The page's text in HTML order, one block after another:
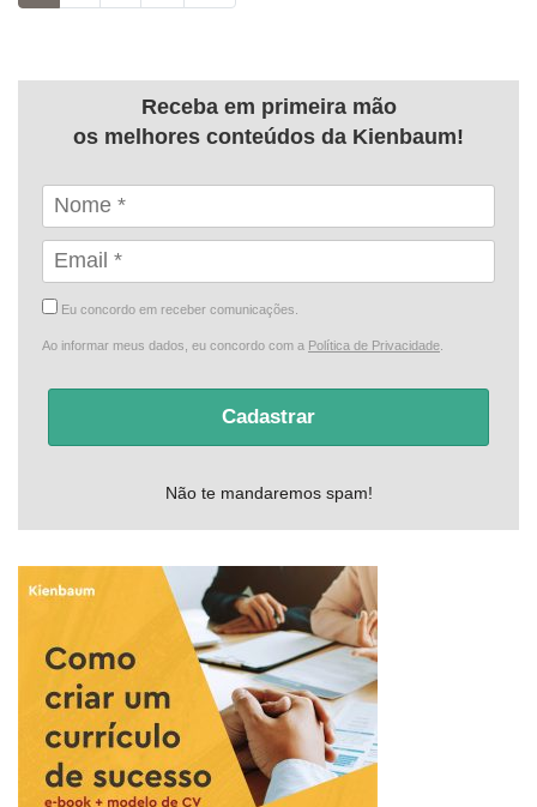
Receba em primeira mão
os melhores conteúdos da Kienbaum!
Eu concordo em receber comunicações.
Ao informar meus dados, eu concordo com a Política de Privacidade
Cadastrar
Não te mandaremos spam!